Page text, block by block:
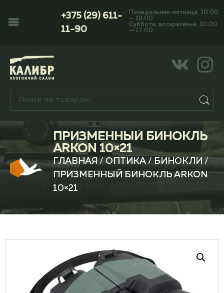
+375 (29) 611-
11-90
Понедельник-пятница: 10:00
— 19:00
Суббота, воскресенье: 10:00
— 17:00
ПРИЗМЕННЫЙ БИНОКЛЬ
ARKON 10×21
ГЛАВНАЯ / ОПТИКА/БИНОКЛИ /
ПРИЗМЕННЫЙ БИНОКЛЬ ARKON
10×21